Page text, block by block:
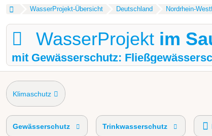
WasserProjekt-Übersicht Deutschland Nordrhein-
WasserProjekt im
mit Gewässerschutz:
Klimaschutz
Gewässerschutz Trinkwasserschutz